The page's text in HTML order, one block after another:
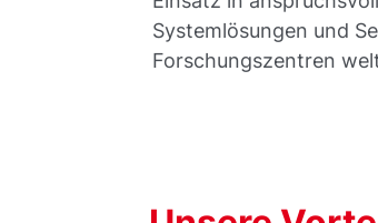
Systemlösungen und
Forschungszentren